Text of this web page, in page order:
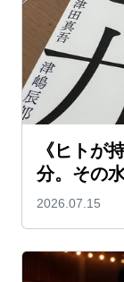
《ヒトが
分。その
2026.07.15